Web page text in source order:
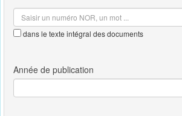
dans le texte intégral des documents